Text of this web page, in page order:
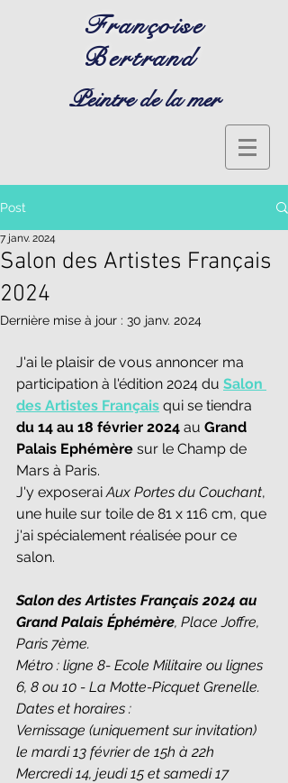
Françoise
Bertrand
Peintre de la mer
Post
Salon des Artistes Français
2024
7 janv. 2024
Dernière mise à jour : 30 janv. 2024
J'ai le plaisir de vous annoncer ma
participation à l'édition 2024 du Salon
des Artistes Français qui se tiendra
du 14 au 18 février 2024 au Grand
Palais Ephémère sur le Champ de
Mars à Paris.
J'y exposerai Aux Portes du Couchant,
une huile sur toile de 81 x 116 cm, que
j'ai spécialement réalisée pour ce
salon.
Salon des Artistes Français 2024 au
Grand Palais Éphémère, Place Joffre,
Paris 7ème.
Métro : ligne 8- Ecole Militaire ou lignes
6, 8 ou 10 - La Motte-Picquet Grenelle.
Dates et horaires :
Vernissage (uniquement sur invitation)
le mardi 13 février de 15h à 22h
Mercredi 14, jeudi 15 et samedi 17